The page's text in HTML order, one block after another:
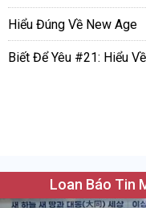
Hiểu Đúng Về New Age
Biết Để Yêu #21: Hiểu
Loan Báo Tin